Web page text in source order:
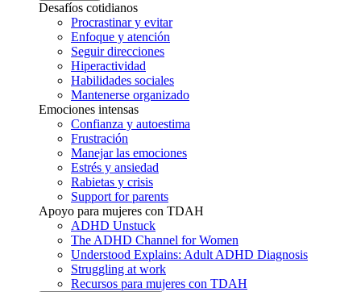
Desafíos cotidianos
Procrastinar y evitar
Enfoque y atención
Seguir direcciones
Hiperactividad
Habilidades sociales
Mantenerse organizado
Emociones intensas
Confianza y autoestima
Frustración
Manejar las emociones
Estrés y ansiedad
Rabietas y crisis
Support for parents
Apoyo para mujeres con TDAH
ADHD Unstuck
The ADHD Channel for Women
Understood Explains: Adult ADHD Diagnosis
Struggling at work
Recursos para mujeres con TDAH